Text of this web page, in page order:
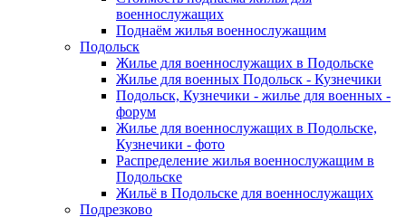
военнослужащих
Поднаём жилья военнослужащим
Подольск
Жилье для военнослужащих в Подольске
Жилье для военных Подольск - Кузнечики
Подольск, Кузнечики - жилье для военных -
форум
Жилье для военнослужащих в Подольске,
Кузнечики - фото
Распределение жилья военнослужащим в
Подольске
Жильё в Подольске для военнослужащих
Подрезково